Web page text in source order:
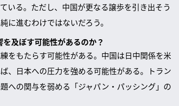
いる。ただし、中国が更なる譲歩を引き出そう
に進むわけではないだろう。
及ぼす可能性があるのか？
をもたらす可能性がある。中国は日中関係を米
、日本への圧力を強める可能性がある。トラン
への関与を弱める「ジャパン・パッシング」の